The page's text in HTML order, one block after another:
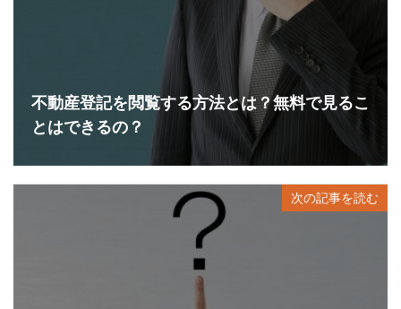
不動産登記を閲覧する方法とは？無料で見るこ
とはできるの？
次の記事を読む